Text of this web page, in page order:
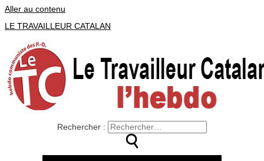
Aller au contenu
LE TRAVAILLEUR CATALAN
Rechercher :